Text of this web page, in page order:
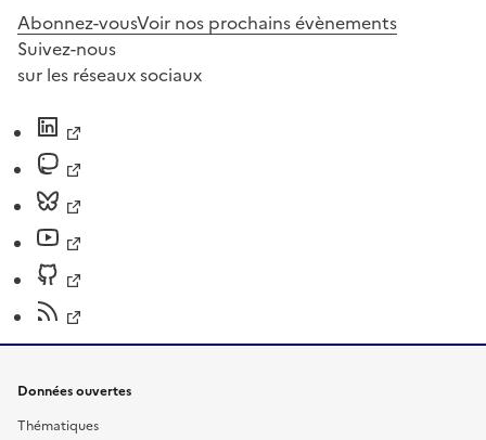
Abonnez-vousVoir nos prochains évènements
Suivez-nous
sur les réseaux sociaux
Données ouvertes
Thématiques